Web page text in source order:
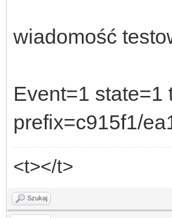
wiadomość
Event=1 state=1
prefix=c915f1/
<t></t>
Szukaj